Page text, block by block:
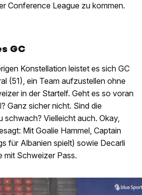
Conference League zu kommen.
GC
Konstellation leistet es sich GC
(51), ein Team aufzustellen ohne
in der Startelf. Geht es so voran
Ganz sicher nicht. Sind die
schwach? Vielleicht auch. Okay,
Mit Goalie Hammel, Captain
für Albanien spielt) sowie Decarli
mit Schweizer Pass.